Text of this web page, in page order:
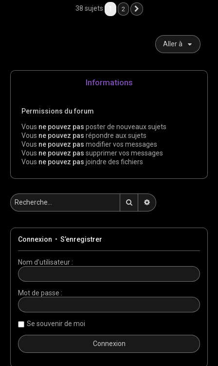
38 sujets 2
Aller à
Informations
Permissions du forum
Vous ne pouvez pas poster de nouveaux sujets
Vous ne pouvez pas répondre aux sujets
Vous ne pouvez pas modifier vos messages
Vous ne pouvez pas supprimer vos messages
Vous ne pouvez pas joindre des fichiers
RechercherRecherche avancée
Connexion •S’enregistrer
Nom d’utilisateur :
Mot de passe :
Se souvenir de moi